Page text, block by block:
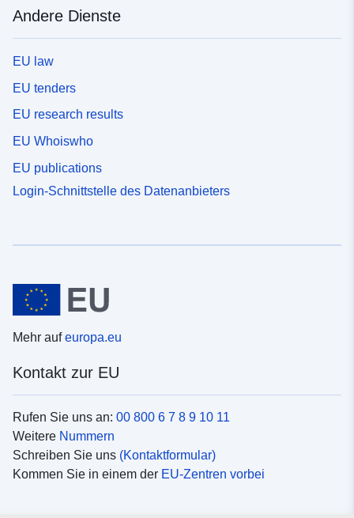
Andere Dienste
EU law
EU tenders
EU research results
EU Whoiswho
EU publications
Login-Schnittstelle des Datenanbieters
Mehr aufeuropa.eu
Kontakt zur EU
Rufen Sie uns an: 00 800 6 7 8 9 10 11
Weitere Nummern
Schreiben Sie uns (Kontaktformular)
Kommen Sie in einem der EU-Zentren vorbei